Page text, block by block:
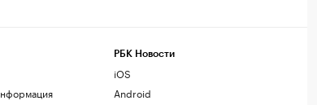
РБК Новости
iOS
Android